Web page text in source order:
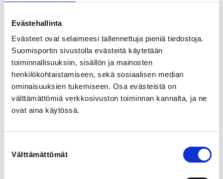
Evästehallinta
Evästeet ovat selaimeesi tallennettuja pieniä tiedostoja.
Suomisportin sivustolla evästeitä käytetään
toiminnallisuuksiin, sisällön ja mainosten
henkilökohtaistamiseen, sekä sosiaalisen median
ominaisuuksien tukemiseen. Osa evästeistä on
välttämättömiä verkkosivuston toiminnan kannalta, ja ne
ovat aina käytössä.
valinta
Välttämättömät
Mål: simma 50 m crawl & 25 m rygg.
Tränar en dag per vecka i motionsbassängen tisdag
kl.18.00-19.00.
Ledare Barbro Engdahl
Start: vecka 35
REGISTRATION PERIOD